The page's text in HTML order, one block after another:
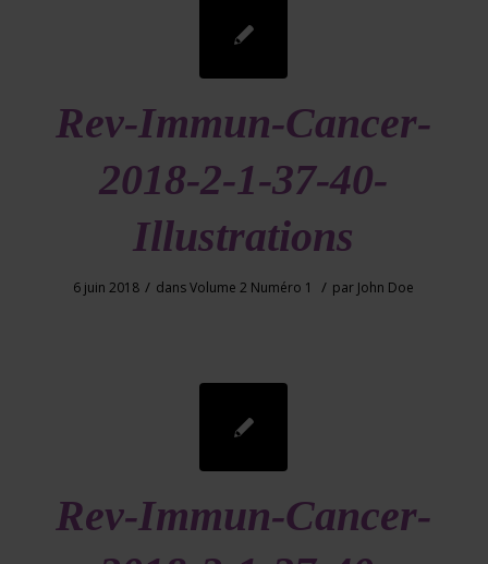
Rev-Immun-Cancer-
2018-2-1-37-40-
Illustrations
6 juin 2018 / dansVolume 2 Numéro 1 / par John Doe
Rev-Immun-Cancer-